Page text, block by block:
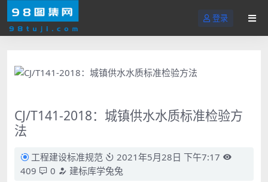
登录
CJ/T141-2018：城镇供水水质标准检验方
法
工程建设标准规范
2021年5月28日 下午7:17
409
0
建标库学兔兔